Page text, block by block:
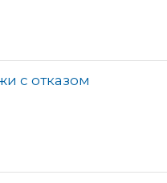
с отказом